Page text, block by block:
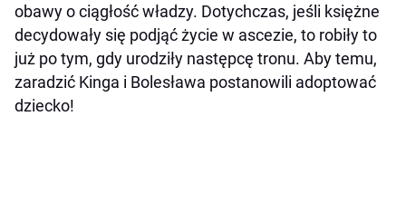
obawy o ciągłość władzy. Dotychczas, jeśli księżne
decydowały się podjąć życie w ascezie, to robiły to
już po tym, gdy urodziły następcę tronu. Aby temu,
zaradzić Kinga i Bolesława postanowili adoptować
dziecko!